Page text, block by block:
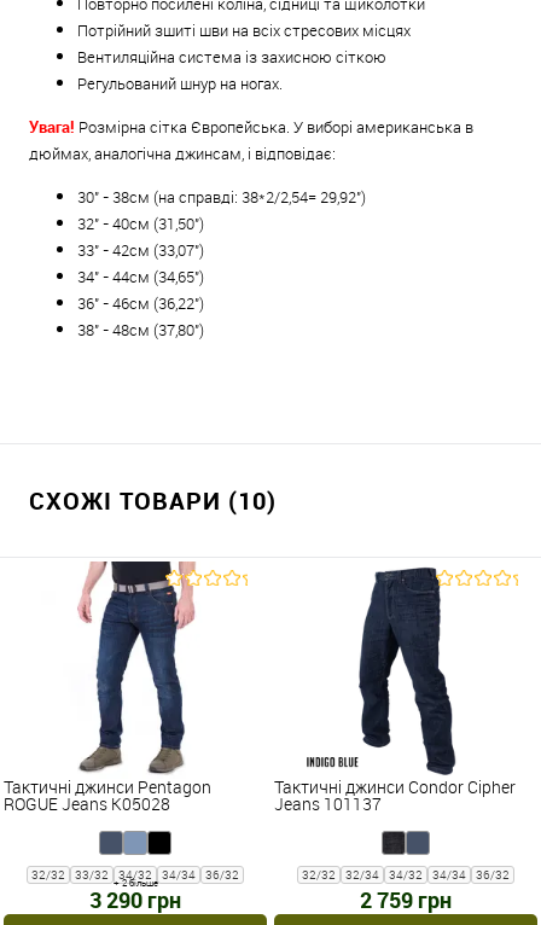
Потрійний зшиті шви на всіх стресових місцях
Вентиляційна система із захисною сіткою
Регульований шнур на ногах.
Увага! Розмірна сітка Європейська. У виборі американська в
дюймах, аналогічна джинсам, і відповідає:
30" - 38см (на справді: 38*2/2,54= 29,92")
32" - 40см (31,50")
33" - 42см (33,07")
34" - 44см (34,65")
36" - 46см (36,22")
38" - 48см (37,80")
СХОЖІ ТОВАРИ (10)
Тактичні джинси Pentagon
ROGUE Jeans K05028
32/32 33/32 34/32 34/34 36/32
+ 2 більше
3 290 грн
Тактичні джинси Condor Cipher
Jeans 101137
32/32 32/34 34/32 34/34 36/32
2 759 грн